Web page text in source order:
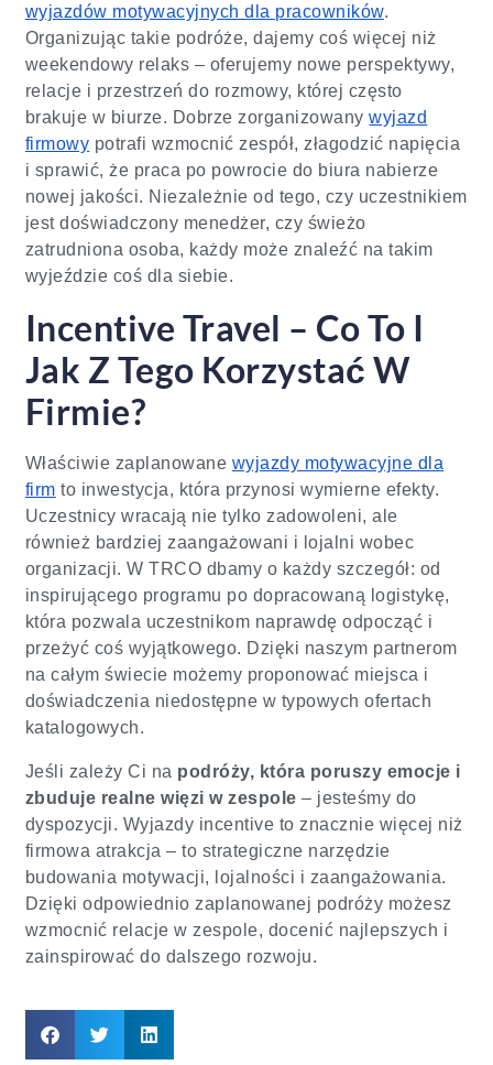
wyjazdów motywacyjnych dla pracowników.
Organizując takie podróże, dajemy coś więcej niż
weekendowy relaks – oferujemy nowe perspektywy,
relacje i przestrzeń do rozmowy, której często
brakuje w biurze. Dobrze zorganizowanywyjazd
firmowy potrafi wzmocnić zespół, złagodzić napięcia
i sprawić, że praca po powrocie do biura nabierze
nowej jakości. Niezależnie od tego, czy uczestnikiem
jest doświadczony menedżer, czy świeżo
zatrudniona osoba, każdy może znaleźć na takim
wyjeździe coś dla siebie.
Incentive Travel – Co To I
Jak Z Tego Korzystać W
Firmie?
Właściwie zaplanowane wyjazdy motywacyjne dla
firm to inwestycja, która przynosi wymierne efekty.
Uczestnicy wracają nie tylko zadowoleni, ale
również bardziej zaangażowani i lojalni wobec
organizacji. W TRCO dbamy o każdy szczegół: od
inspirującego programu po dopracowaną logistykę,
która pozwala uczestnikom naprawdę odpocząć i
przeżyć coś wyjątkowego. Dzięki naszym partnerom
na całym świecie możemy proponować miejsca i
doświadczenia niedostępne w typowych ofertach
katalogowych.
Jeśli zależy Ci na podróży, która poruszy emocje i
zbuduje realne więzi w zespole – jesteśmy do
dyspozycji. Wyjazdy incentive to znacznie więcej niż
firmowa atrakcja – to strategiczne narzędzie
budowania motywacji, lojalności i zaangażowania.
Dzięki odpowiednio zaplanowanej podróży możesz
wzmocnić relacje w zespole, docenić najlepszych i
zainspirować do dalszego rozwoju.